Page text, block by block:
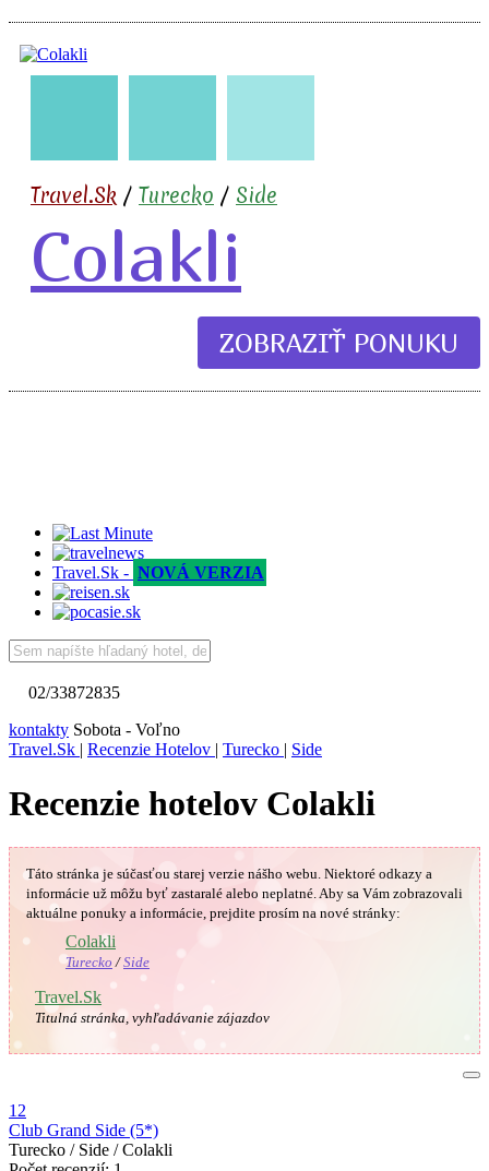
🇹🇷
Travel.Sk / Turecko / Side
Colakli
ZOBRAZIŤ PONUKU
Travel.Sk - NOVÁ VERZIA
02/33872835
kontakty Sobota - Voľno
Travel.Sk | Recenzie Hotelov | Turecko | Side
Recenzie hotelov Colakli
Táto stránka je súčasťou starej verzie nášho webu. Niektoré odkazy a
informácie už môžu byť zastaralé alebo neplatné.Aby sa Vám zobrazovali
aktuálne ponuky a informácie, prejdite prosím na nové stránky:
Colakli
Turecko /Side
Travel.Sk
Titulná stránka, vyhľadávanie zájazdov
1 2
Club Grand Side (5*)
Turecko / Side / Colakli